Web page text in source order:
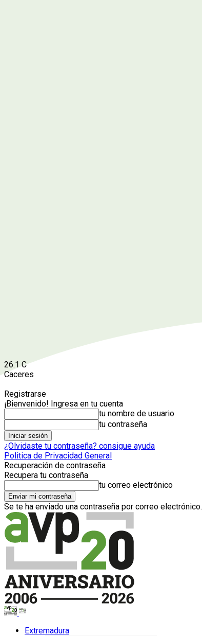
26.1 C
Caceres
Registrarse
¡Bienvenido! Ingresa en tu cuenta
tu nombre de usuario
tu contraseña
¿Olvidaste tu contraseña? consigue ayuda
Politica de Privacidad General
Recuperación de contraseña
Recupera tu contraseña
tu correo electrónico
Se te ha enviado una contraseña por correo electrónico.
Extremadura